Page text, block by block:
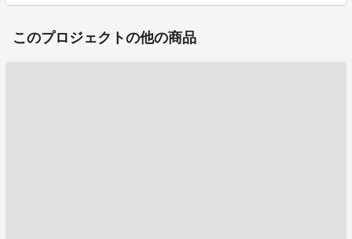
このプロジェクトの他の商品